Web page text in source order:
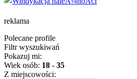
reklama
Polecane profile
Filtr wyszukiwań
Pokazuj mi:
Wiek osób: 18 - 35
Z miejscowości: